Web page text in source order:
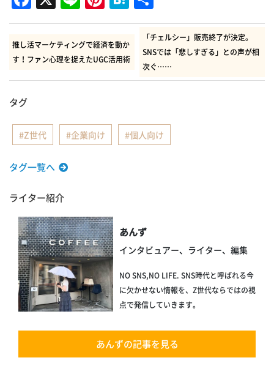
有
推し活マーケティングで経済を動か
す！ファン心理を捉えたUGC活用術
「チェルシー」販売終了が決定。
SNSでは「悲しすぎる」との声が相
次ぐ……
タグ
Z世代 企業向け 個人向け
タグ一覧へ
ライター紹介
あんず
インタビュアー、ライター、編集
NO SNS,NO LIFE. SNS時代と呼ばれる今
に欠かせない情報を、Z世代ならではの視
点で発信していきます。
あんずの記事を見る